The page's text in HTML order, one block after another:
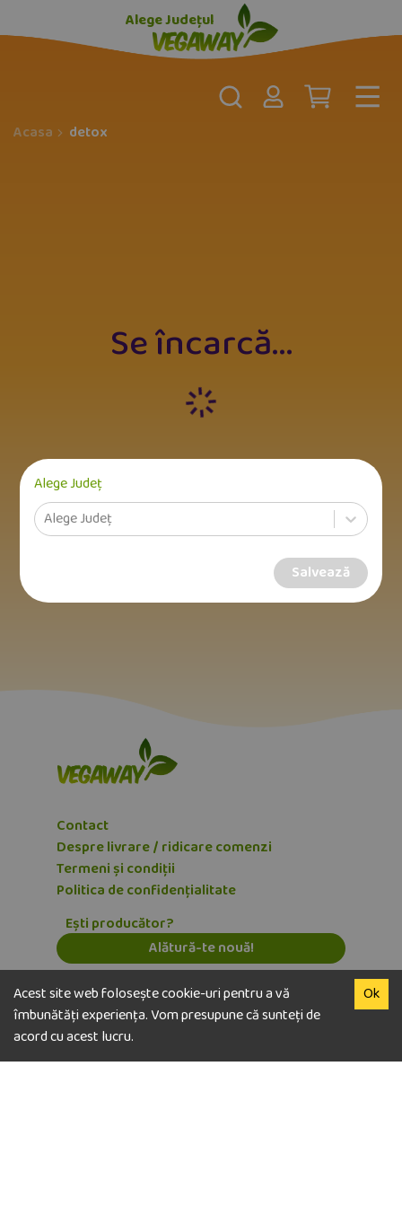
Acest site web folosește cookie-uri pentru a vă
îmbunătăți experiența. Vom presupune că sunteți de
acord cu acest lucru.
Ok
Alege Județul
Acasa detox
Se încarcă...
Contact
Despre livrare / ridicare comenzi
Termeni și condiții
Politica de confidențialitate
Ești producător?
Alătură-te nouă!
Abonează-te la newsletter
E-mail
Alege Județ
Alege Județ
Salvează